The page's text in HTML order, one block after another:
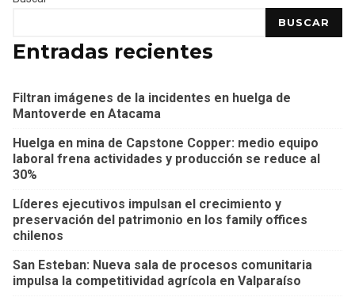
BUSCAR
Entradas recientes
Filtran imágenes de la incidentes en huelga de
Mantoverde en Atacama
Huelga en mina de Capstone Copper: medio equipo
laboral frena actividades y producción se reduce al
30%
Líderes ejecutivos impulsan el crecimiento y
preservación del patrimonio en los family offices
chilenos
San Esteban: Nueva sala de procesos comunitaria
impulsa la competitividad agrícola en Valparaíso